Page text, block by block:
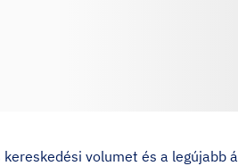
volumet és a legújabb